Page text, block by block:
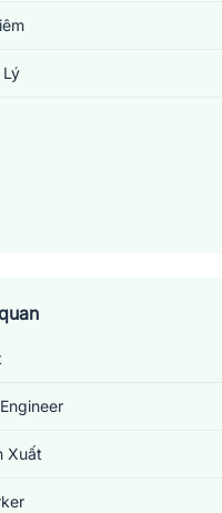
làm liên quan đến
và quy trình để đảm bảo
máy và nhân viên của nó
mục tiêu sản xuất và đảm bảo
Lý
Xuất